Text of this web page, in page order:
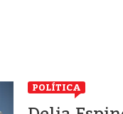
POLÍTICA